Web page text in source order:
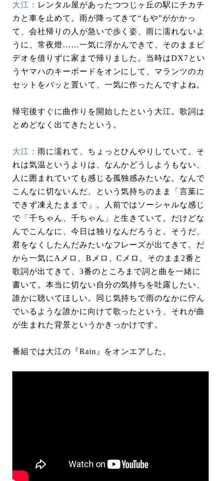
大江： レンタル屋があったつつじヶ丘の駅にチカチ
カと車を止めて。雨が降ってきて“もや”がかかっ
て、会社帰りの人が急いで歩く姿、雨に濡れないよ
うに、常夜燈……一気に浮かんできて、そのままビ
デオを借りずに家まで帰りました。当時はDX7とい
うヤマハのキーボードをオンにして、マランツのカ
セットをバッと置いて、一気に作ったんですよね。
帰宅後すぐに曲作りを開始したという大江。歌詞は
とめどなく出てきたという。
大江： 雨に濡れて、ちょっとひんやりしていて。そ
れは気温というよりは、なんかどうしようもない、
人に囲まれていても感じる孤独感みたいな。なんで
こんなに切ないんだ、という気持ちのまま「言葉に
できず凍えたままで」。人前ではソーシャルな感じ
で「千ちゃん、千ちゃん」と生きていて。だけどな
んでこんなに、今日は独りなんだろうと。そうだ、
君をなくしたんだみたいなフレーズが出てきて。だ
から一気にAメロ、Bメロ、Cメロ、そのまま2番と
歌詞が出てきて、3番のところまで詞と曲を一緒に
書いて。本当に切ない自分の気持ちを吐露したい、
誰かに聴いてほしい。同じ気持ちで雨のなかに佇ん
でいるような誰かに向けて歌ったという、それが曲
が生まれた背景というかきっかけです。
番組では大江の『Rain』をオンエアした。